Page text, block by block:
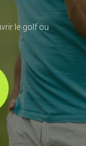
le golf ou